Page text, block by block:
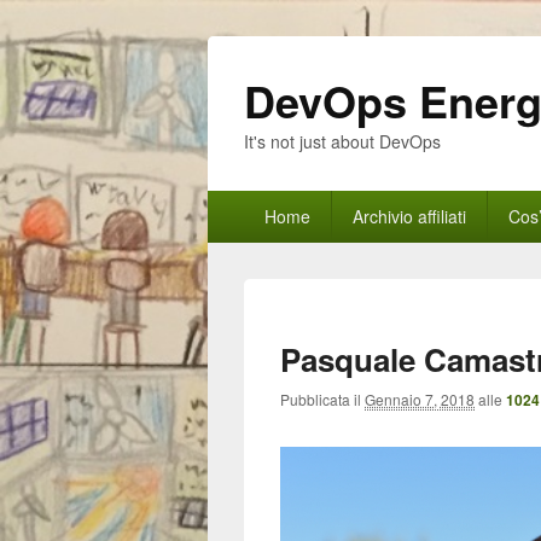
DevOps
It's not just about DevOps
Menu
principaleHome Archivio affiliati
Pasquale
Pubblicata il Gennaio 7, 2018 alle